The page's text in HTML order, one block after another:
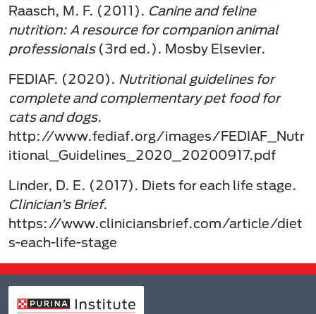
Raasch, M. F. (2011). Canine and feline
nutrition: A resource for companion animal
professionals(3rd ed.). Mosby Elsevier.
FEDIAF. (2020). Nutritional guidelines for
complete and complementary pet food for
cats and dogs.
http://www.fediaf.org/images/FEDIAF_Nutr
itional_Guidelines_2020_20200917.pdf
Linder, D. E. (2017). Diets for each life stage.
Clinician’s Brief.
https://www.cliniciansbrief.com/article/diet
s-each-life-stage